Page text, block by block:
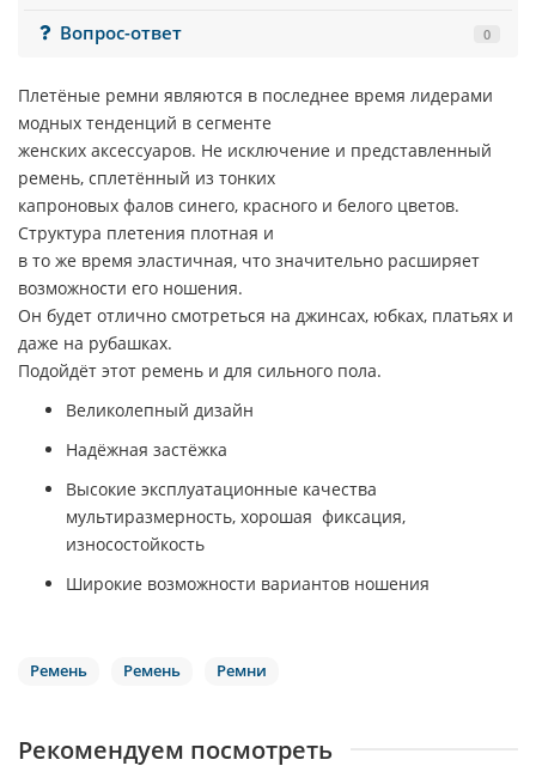
Вопрос-ответ
0
Плетёные ремни являются в последнее время лидерами
модных тенденций в сегменте
женских аксессуаров. Не исключение и представленный
ремень, сплетённый из тонких
капроновых фалов синего, красного и белого цветов.
Структура плетения плотная и
в то же время эластичная, что значительно расширяет
возможности его ношения.
Он будет отлично смотреться на джинсах, юбках, платьях и
даже на рубашках.
Подойдёт этот ремень и для сильного пола.
Великолепный дизайн
Надёжная застёжка
Высокие эксплуатационные качества
мультиразмерность, хорошая фиксация,
износостойкость
Широкие возможности вариантов ношения
Ремень Ремень Ремни
Рекомендуем посмотреть